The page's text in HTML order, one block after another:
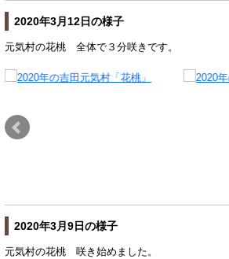
2020年3月12日の様子
元気村の花桃 全体で３分咲きです。
2020年3月9日の様子
元気村の花桃 咲き始めました。